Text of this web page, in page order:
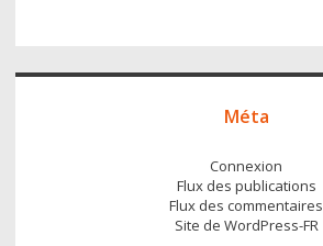
Méta
Connexion
Flux des publications
Flux des commentaires
Site de WordPress-FR